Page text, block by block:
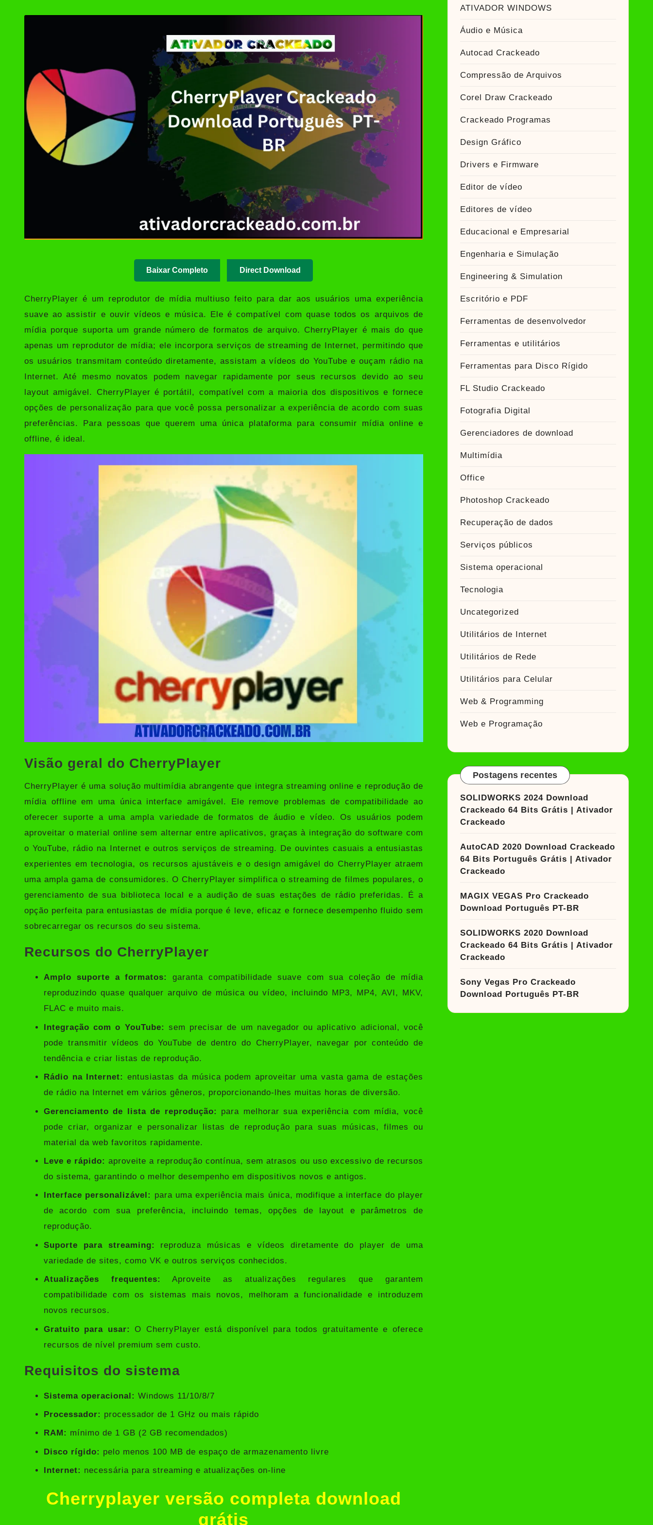
Ashampoo UnInstaller Download Crackeado + Chave de Licença | Ativador Crackeado
Ativador Windows 7 Download Grátis: Windows Loader & Re-Loader | Ativador Crackeado
Baixar Completo Direct Download
CherryPlayer é um reprodutor de mídia multiuso feito para dar aos usuários uma experiência
suave ao assistir e ouvir vídeos e música. Ele é compatível com quase todos os arquivos de
mídia porque suporta um grande número de formatos de arquivo. CherryPlayer é mais do que
apenas um reprodutor de mídia; ele incorpora serviços de streaming de Internet, permitindo que
os usuários transmitam conteúdo diretamente, assistam a vídeos do YouTube e ouçam rádio na
Internet. Até mesmo novatos podem navegar rapidamente por seus recursos devido ao seu
layout amigável. CherryPlayer é portátil, compatível com a maioria dos dispositivos e fornece
opções de personalização para que você possa personalizar a experiência de acordo com suas
preferências. Para pessoas que querem uma única plataforma para consumir mídia online e
offline, é ideal.
Visão geral do CherryPlayer
CherryPlayer é uma solução multimídia abrangente que integra streaming online e reprodução de
mídia offline em uma única interface amigável. Ele remove problemas de compatibilidade ao
oferecer suporte a uma ampla variedade de formatos de áudio e vídeo. Os usuários podem
aproveitar o material online sem alternar entre aplicativos, graças à integração do software com
o YouTube, rádio na Internet e outros serviços de streaming. De ouvintes casuais a entusiastas
experientes em tecnologia, os recursos ajustáveis ​​e o design amigável do CherryPlayer atraem
uma ampla gama de consumidores. O CherryPlayer simplifica o streaming de filmes populares, o
gerenciamento de sua biblioteca local e a audição de suas estações de rádio preferidas. É a
opção perfeita para entusiastas de mídia porque é leve, eficaz e fornece desempenho fluido sem
sobrecarregar os recursos do seu sistema.
Recursos do CherryPlayer
Amplo suporte a formatos:
garanta compatibilidade suave com sua coleção de mídia
reproduzindo quase qualquer arquivo de música ou vídeo, incluindo MP3, MP4, AVI, MKV,
FLAC e muito mais.
Integração com o YouTube: sem precisar de um navegador ou aplicativo adicional, você
pode transmitir vídeos do YouTube de dentro do CherryPlayer, navegar por conteúdo de
tendência e criar listas de reprodução.
Rádio na Internet: entusiastas da música podem aproveitar uma vasta gama de estações
de rádio na Internet em vários gêneros, proporcionando-lhes muitas horas de diversão.
Gerenciamento de lista de reprodução:
para melhorar sua experiência com mídia, você
pode criar, organizar e personalizar listas de reprodução para suas músicas, filmes ou
material da web favoritos rapidamente.
Leve e rápido: aproveite a reprodução contínua, sem atrasos ou uso excessivo de recursos
do sistema, garantindo o melhor desempenho em dispositivos novos e antigos.
Interface personalizável: para uma experiência mais única, modifique a interface do player
de acordo com sua preferência, incluindo temas, opções de layout e parâmetros de
reprodução.
Suporte para streaming:
reproduza músicas e vídeos diretamente do player de uma
variedade de sites, como VK e outros serviços conhecidos.
Atualizações frequentes:
Aproveite as atualizações regulares que garantem
compatibilidade com os sistemas mais novos, melhoram a funcionalidade e introduzem
novos recursos.
Gratuito para usar:
O CherryPlayer está disponível para todos gratuitamente e oferece
recursos de nível premium sem custo.
Requisitos do sistema
Sistema operacional: Windows 11/10/8/7
Processador: processador de 1 GHz ou mais rápido
RAM: mínimo de 1 GB (2 GB recomendados)
Disco rígido: pelo menos 100 MB de espaço de armazenamento livre
Internet: necessária para streaming e atualizações on-line
Cherryplayer versão completa download
grátis
ATIVADOR WINDOWS
Áudio e Música
Autocad Crackeado
Compressão de Arquivos
Corel Draw Crackeado
Crackeado Programas
Design Gráfico
Drivers e Firmware
Editor de vídeo
Editores de vídeo
Educacional e Empresarial
Engenharia e Simulação
Engineering & Simulation
Escritório e PDF
Ferramentas de desenvolvedor
Ferramentas e utilitários
Ferramentas para Disco Rígido
FL Studio Crackeado
Fotografia Digital
Gerenciadores de download
Multimídia
Office
Photoshop Crackeado
Recuperação de dados
Serviços públicos
Sistema operacional
Tecnologia
Uncategorized
Utilitários de Internet
Utilitários de Rede
Utilitários para Celular
Web & Programming
Web e Programação
Postagens recentes
SOLIDWORKS 2024 Download
Crackeado 64 Bits Grátis | Ativador
Crackeado
AutoCAD 2020 Download Crackeado
64 Bits Português Grátis | Ativador
Crackeado
MAGIX VEGAS Pro Crackeado
Download Português PT-BR
SOLIDWORKS 2020 Download
Crackeado 64 Bits Grátis | Ativador
Crackeado
Sony Vegas Pro Crackeado
Download Português PT-BR